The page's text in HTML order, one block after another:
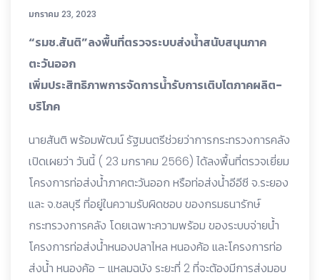
มกราคม 23, 2023
“รมช.สันติ”ลงพื้นที่ตรวจระบบส่งน้ำสนับสนุนภาค
ตะวันออก
เพิ่มประสิทธิภาพการจัดการน้ำรับการเติบโตภาคผลิต-
บริโภค
นายสันติ พร้อมพัฒน์ รัฐมนตรีช่วยว่าการกระทรวงการคลัง
เปิดเผยว่า วันนี้ ( 23 มกราคม 2566) ได้ลงพื้นที่ตรวจเยี่ยม
โครงการท่อส่งน้ำภาคตะวันออก หรือท่อส่งน้ำอีอีซี จ.ระยอง
และ จ.ชลบุรี ที่อยู่ในความรับผิดชอบ ของกรมธนารักษ์
กระทรวงการคลัง โดยเฉพาะความพร้อม ของระบบจ่ายน้ำ
โครงการท่อส่งน้ำหนองปลาไหล หนองค้อ และโครงการท่อ
ส่งน้ำ หนองค้อ – แหลมฉบัง ระยะที่ 2 ที่จะต้องมีการส่งมอบ